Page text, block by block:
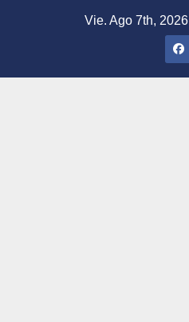
Vie. Ago 7th, 2026